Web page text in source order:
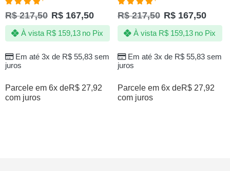
Avaliação
5.00de 5
R$217,50 R$ 167,50
Em até 3x de R$55,83sem
juros
À vista R$159,13 no Pix
Parcele em 6x deR$ 27,92
com juros
Avaliação
5.00de 5
R$217,50 R$ 167,50
Em até 3x de R$55,83sem
juros
À vista R$159,13 no Pix
Parcele em 6x deR$ 27,92
com juros